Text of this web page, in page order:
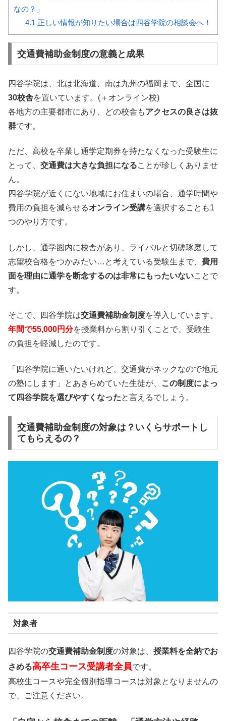
なの？」
4.1 正しい情報が知りたい場合は四谷学院の相談会へ！
交通費補助金制度の意義と成果
四谷学院は、北は北海道、南は九州の福岡まで、全国に
30校舎を置いています。(＋オンライン校)
各地方の主要都市にあり、どの校舎もアクセスの良さは抜
群です。
ただ、高校を卒業し通学定期券を持たなくなった受験生に
とって、 交通費は大きな負担になることが珍しくありませ
ん。
四谷学院が近くにない地域にお住まいの場合、通学時間や
費用の負担を減らせるオンライン受講を選択することも1
つのやり方です。
しかし、通学圏内に校舎があり、ライバルと切磋琢磨して
志望校合格をつかみたい…と考えている受験生まで、 費用
面を理由に通学を断念するのは非常にもったいないことで
す。
そこで、四谷学院は交通費補助金制度を導入しています。
年間で55,000円分を授業料から割り引くことで、受験生
の負担を軽減したのです。
「四谷学院に通いたいけれど、交通費がネックなので地元
の塾にします」とあきらめていた生徒が、
この制度によっ
て四谷学院を選びやすくなったと言えるでしょう。
交通費補助金制度の対象は？いくらサポートし
てもらえるの？
対象者
四谷学院の交通費補助金制度の対象は、 授業料を全納でお
さめる高卒生コース受講者全員です。
高校生コースや完全個別指導コースは対象となりませんの
で、ご注意ください。